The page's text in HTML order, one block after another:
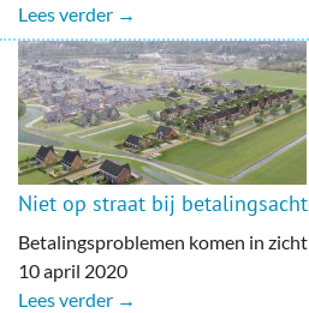
Lees verder →
Niet op straat bij
Betalingsproblemen komen in zicht
10 april 2020
Lees verder →